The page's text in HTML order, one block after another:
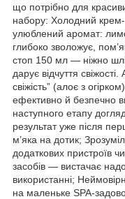
що потрібно для
набору: Холодний
улюблений аромат:
глибоко зволожує,
стоп 150 мл — ніжно
дарує відчуття
свіжість” (алоє з
ефективно й безпечно
наступного етапу
результат уже після
м’яка на дотик;
додаткових пристроїв
засобів — вистачає
використанні;
на маленьке SPA-